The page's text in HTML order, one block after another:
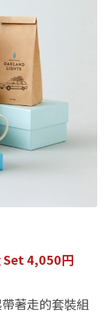
4,050円
著走的套裝組